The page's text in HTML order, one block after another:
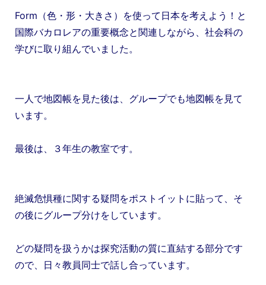
Form（色・形・大きさ）を使って日本を考えよう！と
国際バカロレアの重要概念と関連しながら、社会科の
学びに取り組んでいました。
一人で地図帳を見た後は、グループでも地図帳を見て
います。
最後は、３年生の教室です。
絶滅危惧種に関する疑問をポストイットに貼って、そ
の後にグループ分けをしています。
どの疑問を扱うかは探究活動の質に直結する部分です
ので、日々教員同士で話し合っています。